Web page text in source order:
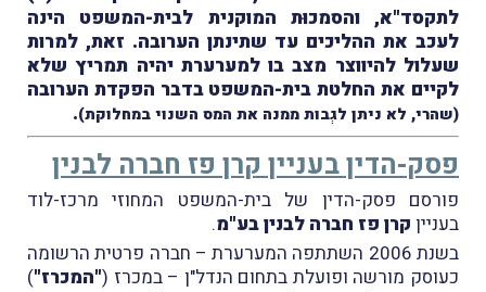
לתקסד"א, והסמכוּת המוקנית לבית-המשפט הינה
לעכב את ההליכים עד שתינתן הערובה. זאת, למרות
שעלול להיווצר מצב בו למערערת יהיה תמריץ שלא
לקיים את החלטת בית-המשפט בדבר הפקדת הערובה
(שהרי, לא ניתן לגְבות ממנה את המס השנוי במחלוקת).
פסק-הדין בעניין קרן פז חברה לבנין
פורסם פסק-הדין של בית-המשפט המחוזי מרכז-לוד
בעניין קרן פז חברה לבנין בע"מ.
בשנת 2006 השתתפה המערערת – חברה פרטית הרשומה
כעוסק מורשה ופועלת בתחום הנדל"ן – במכרז ("המכרז")